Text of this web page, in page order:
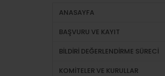
ANASAYFA
BAŞVURU VE KAYIT
BİLDİRİ DEĞERLENDİRME SÜRECİ
KOMİTELER VE KURULLAR